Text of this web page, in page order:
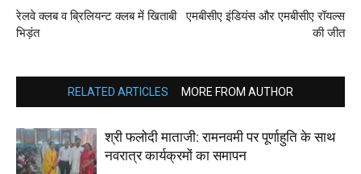
रेलवे क्लब व ब्रिलियन्ट क्लब में खिताबी
भिड़ंत
एमबीसीए इंडियंस और एमबीसीए रॉयल्स
की जीत
RELATED ARTICLES MORE FROM AUTHOR
श्री फलोदी माताजी: रामनवमी पर पूर्णाहुति के साथ
नवरात्र कार्यक्रमों का समापन